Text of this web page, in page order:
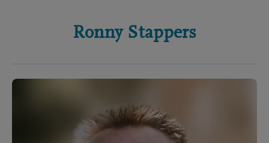
Ronny Stappers